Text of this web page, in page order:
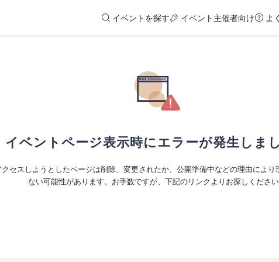
イベントを探す イベント主催者向け よ
イベントページ表示時にエラーが発生しまし
クセスしようとしたページは削除、変更されたか、公開準備中などの理由により
ない可能性があります。お手数ですが、下記のリンクよりお探しください